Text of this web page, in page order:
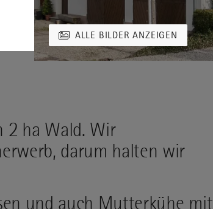
ALLE BILDER ANZEIGEN
2 ha Wald. Wir
darum halten wir
und auch Mutterkühe mit